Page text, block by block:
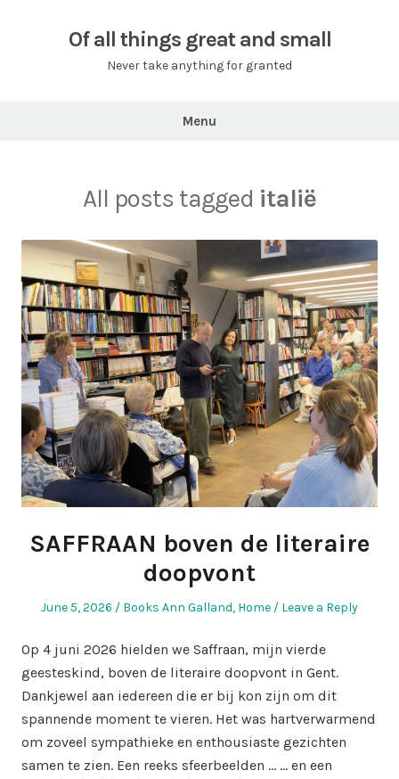
Of all things great and small
Never take anything for granted
Menu
All posts tagged italië
SAFFRAAN boven de literaire
doopvont
Posted
June 5, 2026
Posted
Books Ann Galland, Home Leave a Reply
Op 4 juni 2026 hielden we Saffraan, mijn vierde
geesteskind, boven de literaire doopvont in Gent.
Dankjewel aan iedereen die er bij kon zijn om dit
spannende moment te vieren. Het was hartverwarmend
om zoveel sympathieke en enthousiaste gezichten
samen te zien. Een reeks sfeerbeelden … … en een